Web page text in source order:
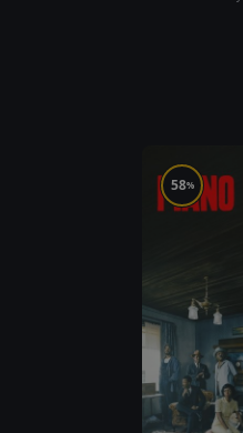
58%